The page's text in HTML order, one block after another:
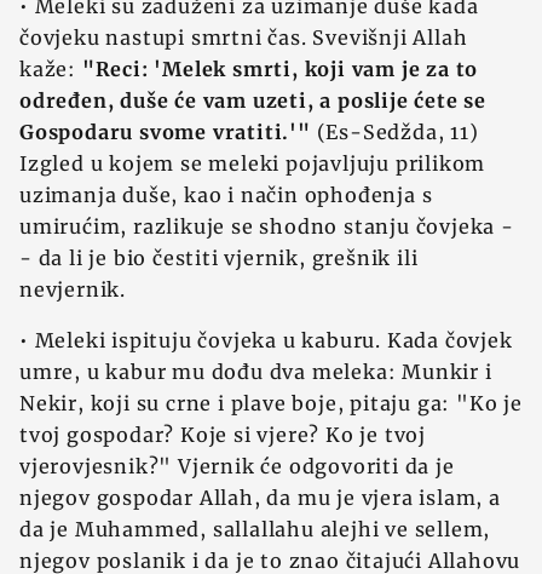
• Meleki su zaduženi za uzimanje duše kada
čovjeku nastupi smrtni čas. Svevišnji Allah
kaže: "Reci: 'Melek smrti, koji vam je za to
određen, duše će vam uzeti, a poslije ćete se
Gospodaru svome vratiti.'" (Es-Sedžda, 11)
Izgled u kojem se meleki pojavljuju prilikom
uzimanja duše, kao i način ophođenja s
umirućim, razlikuje se shodno stanju čovjeka -
- da li je bio čestiti vjernik, grešnik ili
nevjernik.
• Meleki ispituju čovjeka u kaburu. Kada čovjek
umre, u kabur mu dođu dva meleka: Munkir i
Nekir, koji su crne i plave boje, pitaju ga: "Ko je
tvoj gospodar? Koje si vjere? Ko je tvoj
vjerovjesnik?" Vjernik će odgovoriti da je
njegov gospodar Allah, da mu je vjera islam, a
da je Muhammed, sallallahu alejhi ve sellem,
njegov poslanik i da je to znao čitajući Allahovu